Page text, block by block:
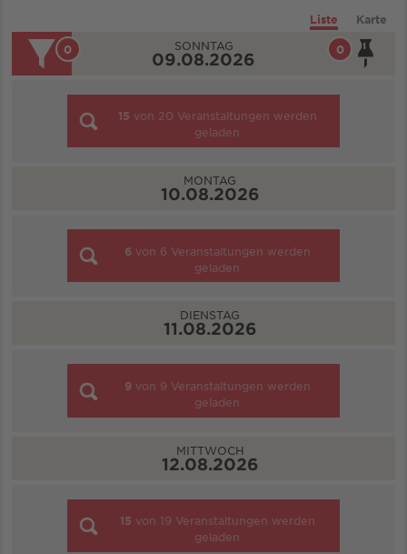
Liste Karte
0
0 SONNTAG
09.08.2026
15 von 20 Veranstaltungen werden
geladen
MONTAG
10.08.2026
6 von 6 Veranstaltungen werden
geladen
DIENSTAG
11.08.2026
9 von 9 Veranstaltungen werden
geladen
MITTWOCH
12.08.2026
15 von 19 Veranstaltungen werden
geladen